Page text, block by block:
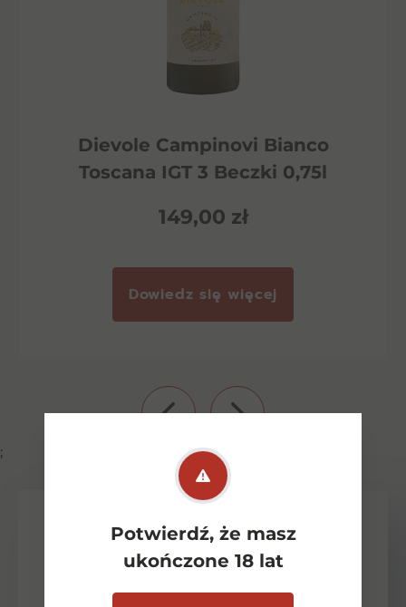
Potwierdź, że masz
ukończone 18 lat
Dievole Campinovi Bianco
Toscana IGT 3 Beczki 0,75l
149,00 zł
Dowiedz się więcej
;